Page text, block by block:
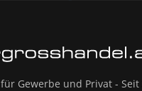
Gewerbe und Privat - Seit